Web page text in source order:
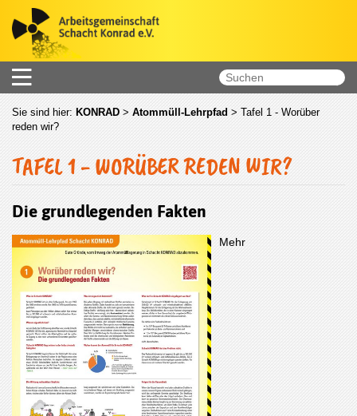
Sie sind hier: KONRAD > Atommüll-Lehrpfad > Tafel 1 - Worüber
reden wir?
TAFEL 1 - WORÜBER REDEN WIR?
Die grundlegenden Fakten
Mehr